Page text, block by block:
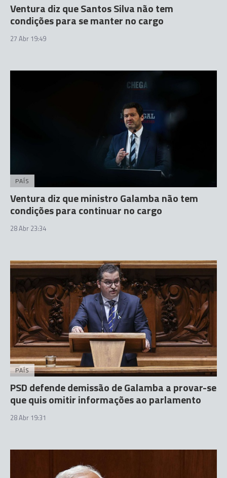
Ventura diz que Santos Silva não tem
condições para se manter no cargo
27 Abr 19:49
PAÍS
Ventura diz que ministro Galamba não tem
condições para continuar no cargo
28 Abr 23:34
PAÍS
PSD defende demissão de Galamba a provar-se
que quis omitir informações ao parlamento
28 Abr 19:31